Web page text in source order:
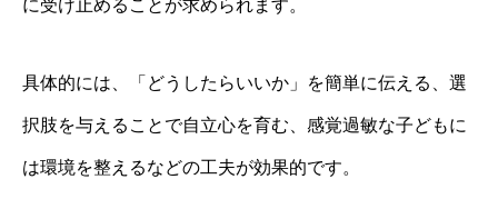
に受け止めることが求められます。
具体的には、「どうしたらいいか」を簡単に伝える、選
択肢を与えることで自立心を育む、感覚過敏な子どもに
は環境を整えるなどの工夫が効果的です。